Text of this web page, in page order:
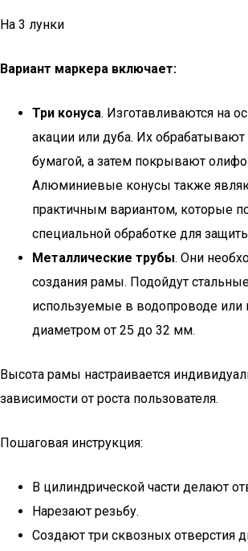
На 3 лунки
Вариант маркера включает:
Три конуса. Изготавливаются на
акации или дуба. Их
бумагой, а затем покрывают
Алюминиевые конусы также
практичным вариантом, которые
специальной обработке для
Металлические трубы. Они
создания рамы. Подойдут
используемые в водопроводе или
диаметром от 25 до 32 мм.
Высота рамы настраивается
зависимости от роста пользователя.
Пошаговая инструкция:
В цилиндрической части делают
Нарезают резьбу.
Создают три сквозных отверстия